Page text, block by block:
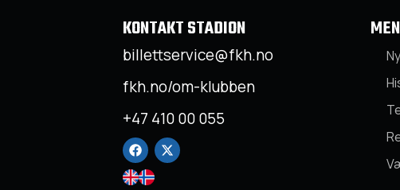
KONTAKT STADION
billettservice@fkh.no
fkh.no/om-klubben
+47 410 00 055